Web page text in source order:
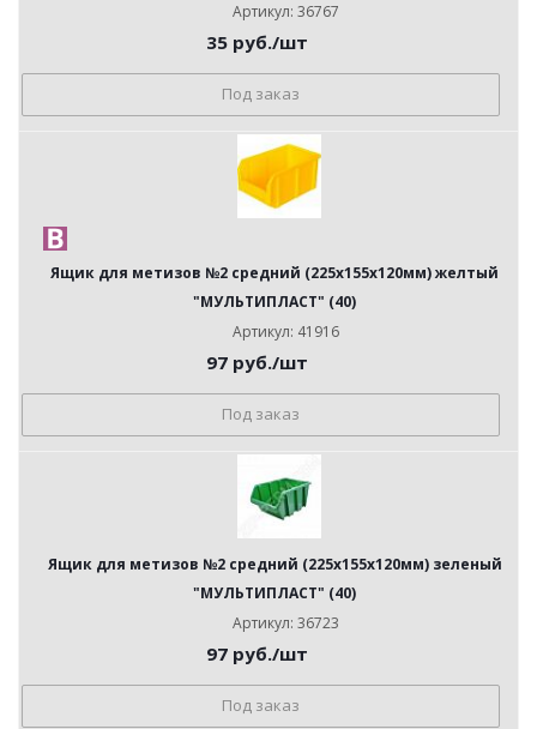
Артикул: 36767
35руб./шт
Под заказ
Ящик для метизов №2 средний (225х155х120мм) желтый
"МУЛЬТИПЛАСТ" (40)
Артикул: 41916
97руб./шт
Под заказ
Ящик для метизов №2 средний (225х155х120мм) зеленый
"МУЛЬТИПЛАСТ" (40)
Артикул: 36723
97руб./шт
Под заказ